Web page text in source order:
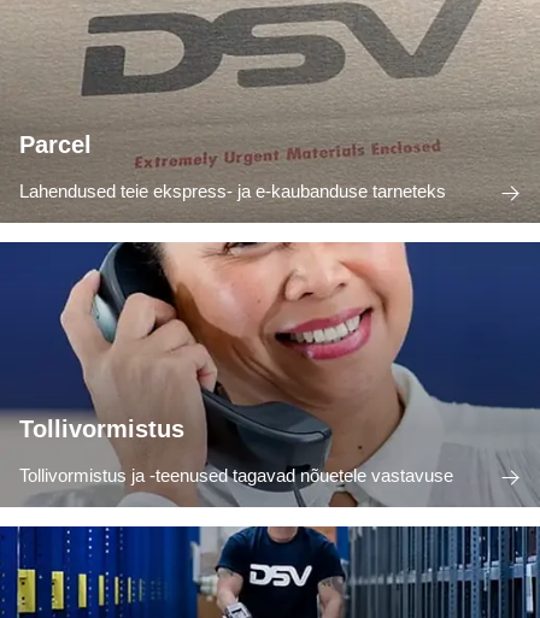
Parcel
Lahendused teie ekspress- ja e-kaubanduse tarneteks
Tollivormistus
Tollivormistus ja -teenused tagavad nõuetele vastavuse